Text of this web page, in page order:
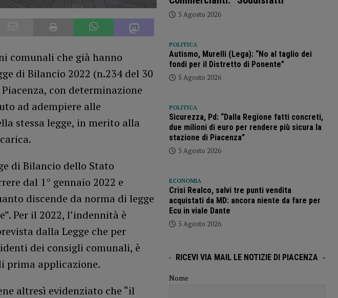
comunali che già hanno
di Bilancio 2022 (n.234 del 30
con determinazione
ad adempiere alle
stessa legge, in merito alla
di Bilancio dello Stato
dal 1° gennaio 2022 e
discende da norma di legge
Per il 2022, l’indennità è
dalla Legge che per
dei consigli comunali, è
prima applicazione.
altresì evidenziato che “il
5 Agosto 2026
POLITICA
Autismo, Murelli (Lega): “No al taglio dei
fondi per il Distretto di Ponente”
5 Agosto 2026
POLITICA
Sicurezza, Pd: “Dalla Regione fatti concreti,
due milioni di euro per rendere più sicura la
stazione di Piacenza”
5 Agosto 2026
ECONOMIA
Crisi Realco, salvi tre punti vendita
acquistati da MD: ancora niente da fare per
Ecu in viale Dante
5 Agosto 2026
RICEVI VIA MAIL LE NOTIZIE DI PIACENZA
Nome